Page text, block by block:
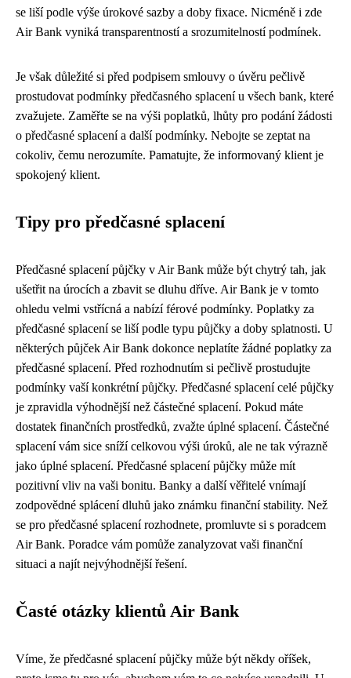
se liší podle výše úrokové sazby a doby fixace. Nicméně i zde
Air Bank vyniká transparentností a srozumitelností podmínek.
Je však důležité si před podpisem smlouvy o úvěru pečlivě
prostudovat podmínky předčasného splacení u všech bank, které
zvažujete. Zaměřte se na výši poplatků, lhůty pro podání žádosti
o předčasné splacení a další podmínky. Nebojte se zeptat na
cokoliv, čemu nerozumíte. Pamatujte, že informovaný klient je
spokojený klient.
Tipy pro předčasné splacení
Předčasné splacení půjčky v Air Bank může být chytrý tah, jak
ušetřit na úrocích a zbavit se dluhu dříve. Air Bank je v tomto
ohledu velmi vstřícná a nabízí férové podmínky. Poplatky za
předčasné splacení se liší podle typu půjčky a doby splatnosti. U
některých půjček Air Bank dokonce neplatíte žádné poplatky za
předčasné splacení. Před rozhodnutím si pečlivě prostudujte
podmínky vaší konkrétní půjčky. Předčasné splacení celé půjčky
je zpravidla výhodnější než částečné splacení. Pokud máte
dostatek finančních prostředků, zvažte úplné splacení. Částečné
splacení vám sice sníží celkovou výši úroků, ale ne tak výrazně
jako úplné splacení. Předčasné splacení půjčky může mít
pozitivní vliv na vaši bonitu. Banky a další věřitelé vnímají
zodpovědné splácení dluhů jako známku finanční stability. Než
se pro předčasné splacení rozhodnete, promluvte si s poradcem
Air Bank. Poradce vám pomůže zanalyzovat vaši finanční
situaci a najít nejvýhodnější řešení.
Časté otázky klientů Air Bank
Víme, že předčasné splacení půjčky může být někdy oříšek,